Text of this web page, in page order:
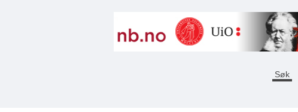
Søk